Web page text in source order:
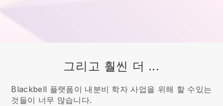
그리고 훨씬 더 ...
Blackbell 플랫폼이 내분비 학자 사업을 위해 할 수있는
것들이 너무 많습니다.